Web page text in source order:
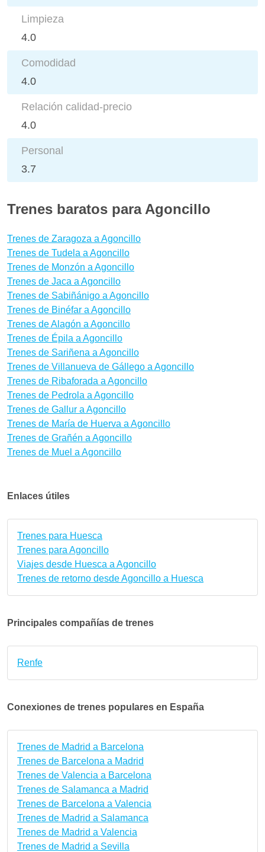
Limpieza
4.0
Comodidad
4.0
Relación calidad-precio
4.0
Personal
3.7
Trenes baratos para Agoncillo
Trenes de Zaragoza a Agoncillo
Trenes de Tudela a Agoncillo
Trenes de Monzón a Agoncillo
Trenes de Jaca a Agoncillo
Trenes de Sabiñánigo a Agoncillo
Trenes de Binéfar a Agoncillo
Trenes de Alagón a Agoncillo
Trenes de Épila a Agoncillo
Trenes de Sariñena a Agoncillo
Trenes de Villanueva de Gállego a Agoncillo
Trenes de Ribaforada a Agoncillo
Trenes de Pedrola a Agoncillo
Trenes de Gallur a Agoncillo
Trenes de María de Huerva a Agoncillo
Trenes de Grañén a Agoncillo
Trenes de Muel a Agoncillo
Enlaces útiles
Trenes para Huesca
Trenes para Agoncillo
Viajes desde Huesca a Agoncillo
Trenes de retorno desde Agoncillo a Huesca
Principales compañías de trenes
Renfe
Conexiones de trenes populares en España
Trenes de Madrid a Barcelona
Trenes de Barcelona a Madrid
Trenes de Valencia a Barcelona
Trenes de Salamanca a Madrid
Trenes de Barcelona a Valencia
Trenes de Madrid a Salamanca
Trenes de Madrid a Valencia
Trenes de Madrid a Sevilla